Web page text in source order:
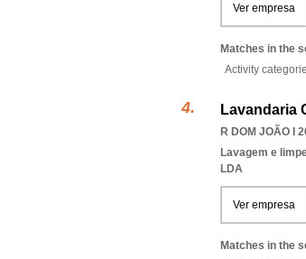
Ver empresa
Matches in the
Activity
Lavandaria
R DOM JOÃO I
Lavagem e
LDA
Ver empresa
Matches in the